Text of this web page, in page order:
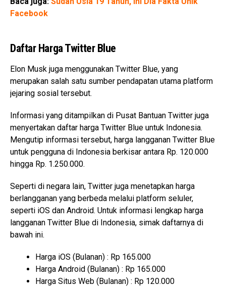
Facebook
Daftar Harga Twitter Blue
Elon Musk juga menggunakan Twitter Blue, yang
merupakan salah satu sumber pendapatan utama platform
jejaring sosial tersebut.
Informasi yang ditampilkan di Pusat Bantuan Twitter juga
menyertakan daftar harga Twitter Blue untuk Indonesia.
Mengutip informasi tersebut, harga langganan Twitter Blue
untuk pengguna di Indonesia berkisar antara Rp. 120.000
hingga Rp. 1.250.000.
Seperti di negara lain, Twitter juga menetapkan harga
berlangganan yang berbeda melalui platform seluler,
seperti iOS dan Android. Untuk informasi lengkap harga
langganan Twitter Blue di Indonesia, simak daftarnya di
bawah ini.
Harga iOS (Bulanan) : Rp 165.000
Harga Android (Bulanan) : Rp 165.000
Harga Situs Web (Bulanan) : Rp 120.000